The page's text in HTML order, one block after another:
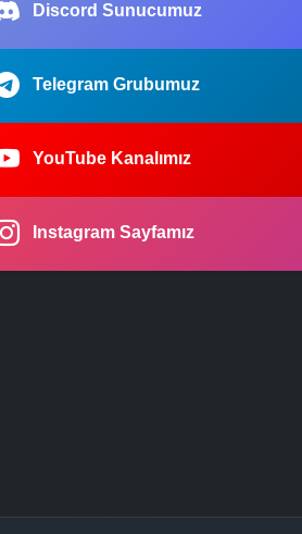
Discord Sunucumuz
Telegram Grubumuz
YouTube Kanalımız
Instagram Sayfamız